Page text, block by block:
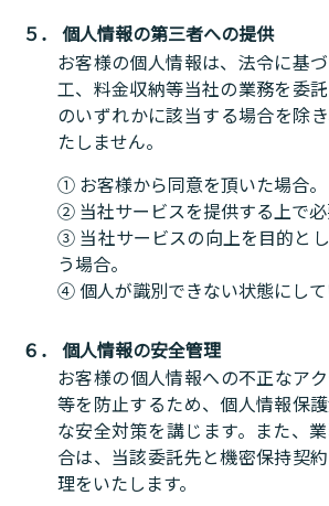
５． 個人情報の第三者への提供
お客様の個人情報は、法令に基
工、料金収納等当社の業務を委
のいずれかに該当する場合を除
たしません。
① お客様から同意を頂いた場合。
② 当社サービスを提供する上で必
③ 当社サービスの向上を目的と
う場合。
④ 個人が識別できない状態にして
６． 個人情報の安全管理
お客様の個人情報への不正なア
等を防止するため、個人情報保
な安全対策を講じます。また、
合は、当該委託先と機密保持契
理をいたします。